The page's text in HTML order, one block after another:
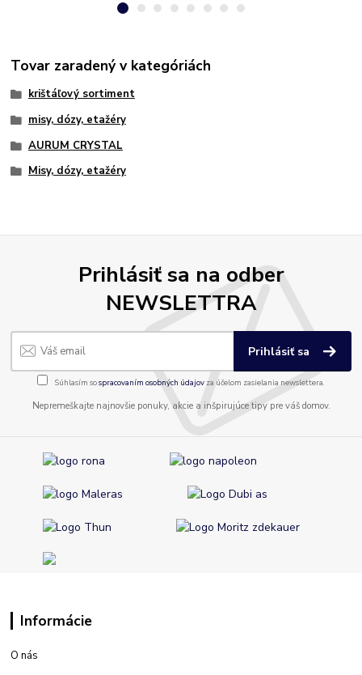
Tovar zaradený v kategóriách
krištáľový sortiment
misy, dózy, etažéry
AURUM CRYSTAL
Misy, dózy, etažéry
Prihlásiť sa na odber
NEWSLETTRA
Prihlásiť sa
Súhlasím sospracovaním osobných údajov za účelom zasielania newslettera.
Nepremeškajte najnovšie ponuky, akcie a inšpirujúce tipy pre váš domov.
Informácie
O nás